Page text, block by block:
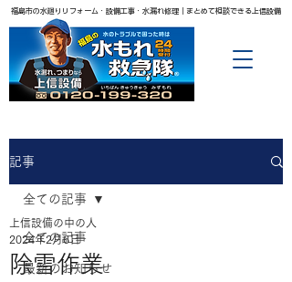
福島市の水廻りリフォーム・設備工事・水漏れ修理｜まとめて相談できる上信設備
記事
全ての記事
最新のお知らせ
全ての記事
除雪作業
上信設備の中の人
2024年2月6日